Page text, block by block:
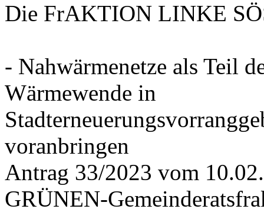
Die FrAKTION LINKE
- Nahwärmenetze als Teil
Wärmewende in
voranbringen
Antrag 33/2023 vom
GRÜNEN-